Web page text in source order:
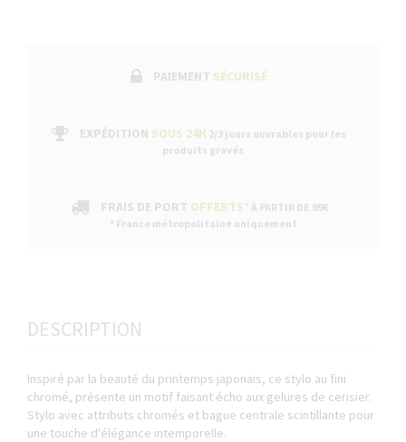
PAIEMENT SÉCURISÉ
EXPÉDITION SOUS 24H 2/3 jours ouvrables pour les
produits gravés
FRAIS DE PORT OFFERTS* À PARTIR DE 99€
* France métropolitaine uniquement
DESCRIPTION
Inspiré par la beauté du printemps japonais, ce stylo au fini
chromé, présente un motif faisant écho aux gelures de cerisier.
Stylo avec attributs chromés et bague centrale scintillante pour
une touche d'élégance intemporelle.